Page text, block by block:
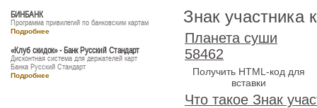
БИНБАНК
Программа привилегий по банковским картам
Подробнее
«Клуб скидок» - Банк Русский Стандарт
Дисконтная система для держателей карт
Банка Русский Стандарт
Подробнее
Знак участника
Планета суши
58462
Получить HTML-код для
вставки
Что такое Знак